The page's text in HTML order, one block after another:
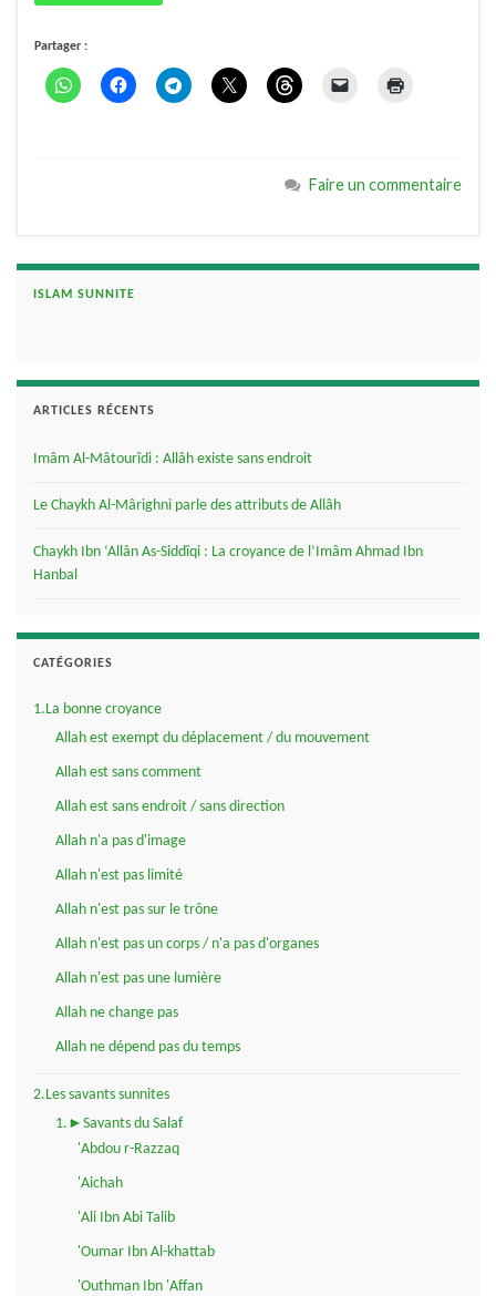
Partager :
Faire un commentaire
ISLAM SUNNITE
ARTICLES RÉCENTS
Imâm Al-Mâtourîdi : Allâh existe sans endroit
Le Chaykh Al-Mârighni parle des attributs de Allâh
Chaykh Ibn ‘Allân As-Siddîqi : La croyance de l’Imâm Ahmad Ibn
Hanbal
CATÉGORIES
1.La bonne croyance
Allah est exempt du déplacement / du mouvement
Allah est sans comment
Allah est sans endroit / sans direction
Allah n'a pas d'image
Allah n'est pas limité
Allah n'est pas sur le trône
Allah n'est pas un corps / n'a pas d'organes
Allah n'est pas une lumière
Allah ne change pas
Allah ne dépend pas du temps
2.Les savants sunnites
1.►Savants du Salaf
'Abdou r-Razzaq
'Aichah
'Ali Ibn Abi Talib
'Oumar Ibn Al-khattab
'Outhman Ibn 'Affan